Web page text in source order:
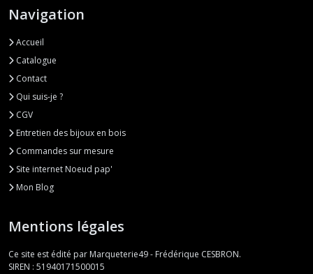
Navigation
Accueil
Catalogue
Contact
Qui suis-je ?
CGV
Entretien des bijoux en bois
Commandes sur mesure
Site internet Noeud pap'
Mon Blog
Mentions légales
Ce site est édité par Marqueterie49 - Frédérique CESBRON.
SIREN : 51940171500015